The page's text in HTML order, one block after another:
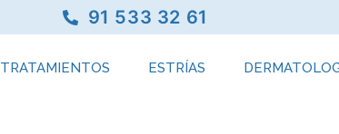
91 533 32 61
TRATAMIENTOS ESTRÍAS